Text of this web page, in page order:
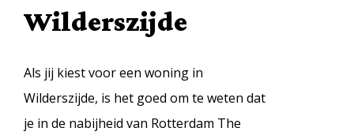
Wilderszijde
Als jij kiest voor een woning in
Wilderszijde, is het goed om te weten dat
je in de nabijheid van Rotterdam The